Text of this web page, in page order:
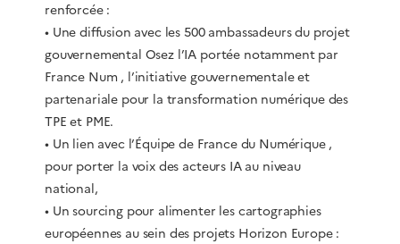
renforcée :
• Une diffusion avec les 500 ambassadeurs du projet
gouvernemental Osez l’IA portée notamment par
France Num , l’initiative gouvernementale et
partenariale pour la transformation numérique des
TPE et PME.
• Un lien avec l’Équipe de France du Numérique ,
pour porter la voix des acteurs IA au niveau
national,
• Un sourcing pour alimenter les cartographies
européennes au sein des projets Horizon Europe :